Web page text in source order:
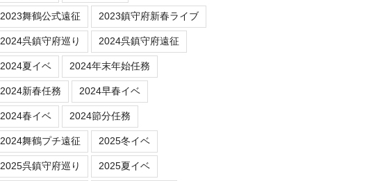
2023舞鶴公式遠征 2023鎮守府新春ライブ
2024呉鎮守府巡り 2024呉鎮守府遠征
2024夏イベ 2024年末年始任務
2024新春任務 2024早春イベ
2024春イベ 2024節分任務
2024舞鶴プチ遠征 2025冬イベ
2025呉鎮守府巡り 2025夏イベ